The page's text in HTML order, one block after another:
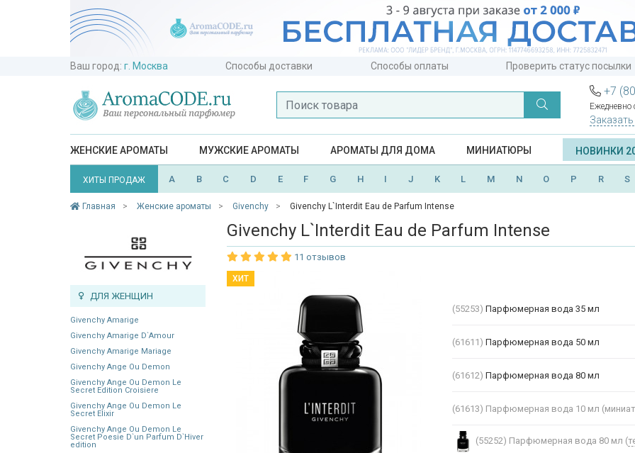
Ваш город: г. Москва Способы доставки Способы оплаты Проверить статус посылки
+7
Ежедневно
ЖЕНСКИЕ АРОМАТЫ МУЖСКИЕ АРОМАТЫ АРОМАТЫ ДЛЯ ДОМА МИНИАТЮРЫ НОВИНКИ
ХИТЫ ПРОДАЖ A B C D E F G H I J K L M N O P R S
Главная Женские ароматы Givenchy Givenchy L`Interdit Eau de Parfum Intense
ДЛЯ ЖЕНЩИН
Givenchy Amarige
Givenchy Amarige D`Amour
Givenchy Amarige Mariage
Givenchy Ange Ou Demon
Givenchy Ange Ou Demon Le
Secret Edition Croisiere
Givenchy Ange Ou Demon Le
Secret Elixir
Givenchy Ange Ou Demon Le
Secret Poesie D`un Parfum D`Hiver
edition
Givenchy L`Interdit Eau de Parfum Intense
11 отзывов
ХИТ
(55253) Парфюмерная вода 35 мл
(61611) Парфюмерная вода 50 мл
(61612) Парфюмерная вода 80 мл
(61613) Парфюмерная вода 10 мл
(55252) Парфюмерная вода 80 мл (